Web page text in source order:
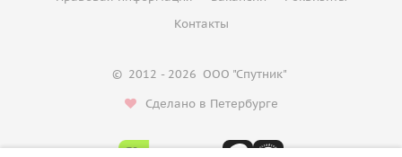
Контакты
© 2012 - 2026 ООО "Спутник"
Сделано в Петербурге